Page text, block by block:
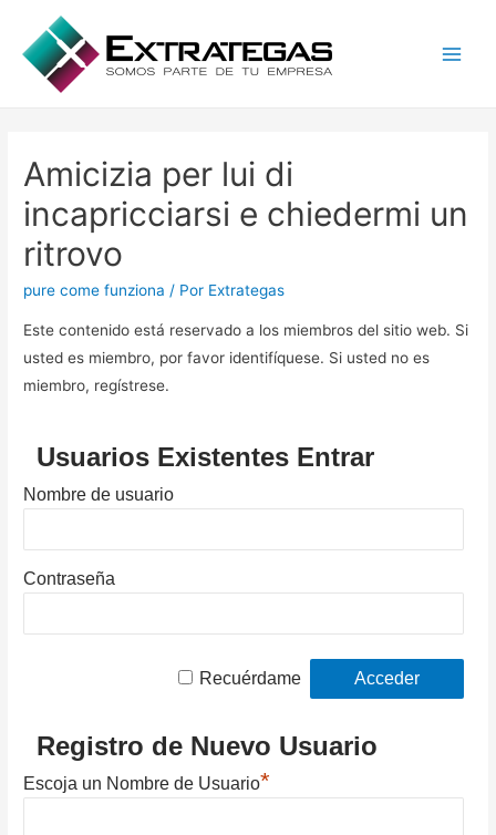
Amicizia per lui di
incapricciarsi e chiedermi un
ritrovo
pure come funziona / Por Extrategas
Este contenido está reservado a los miembros del sitio web. Si
usted es miembro, por favor identifíquese. Si usted no es
miembro, regístrese.
Usuarios Existentes Entrar
Nombre de usuario
Contraseña
Recuérdame
Registro de Nuevo Usuario
Escoja un Nombre de Usuario*